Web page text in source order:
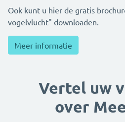
Ook kunt u hier de gratis
vogelvlucht" downloaden.
Meer informatie
Vertel uw
over